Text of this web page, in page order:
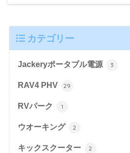
カテゴリー
Jackeryポータブル電源 3
RAV4 PHV 29
RVパーク 1
ウオーキング 2
キックスクーター 2